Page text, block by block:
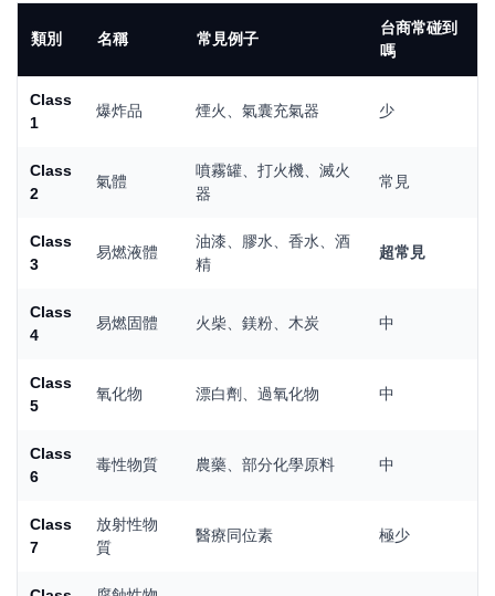
類別 名稱 常見例子
台商常碰到
嗎
Class
1
爆炸品 煙火、氣囊充氣器 少
Class
2
氣體
噴霧罐、打火機、滅火
器
常見
Class
3
易燃液體
油漆、膠水、香水、酒
精
超常見
Class
4
易燃固體 火柴、鎂粉、木炭 中
Class
5
氧化物 漂白劑、過氧化物 中
Class
6
毒性物質 農藥、部分化學原料 中
Class
7
放射性物
質
醫療同位素 極少